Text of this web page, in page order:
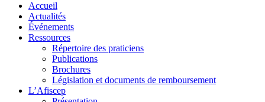
Accueil
Actualités
Événements
Ressources
Répertoire des praticiens
Publications
Brochures
Législation et documents de remboursement
L’Afiscep